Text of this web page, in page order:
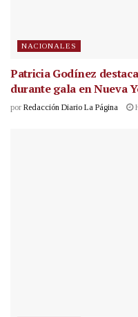
NACIONALES
Patricia Godínez
durante gala en Nueva
por Redacción Diario La Página